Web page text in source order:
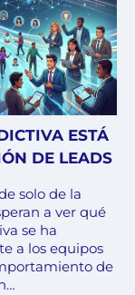
ESTÁ
DE LEADS
solo de la
a ver qué
se ha
a los equipos
de